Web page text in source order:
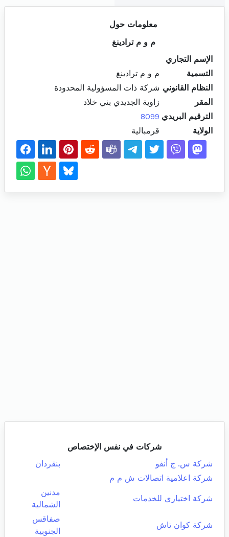
معلومات حول
م و م ترادينغ
الإسم التجاري
التسمية
م و م ترادينغ
النظام القانوني شركة ذات المسؤولية المحدودة
المقر
زاوية الجديدي بني خلاد
الترقيم البريدي 8099
الولاية
قرمبالية
شركات في نفس الإختصاص
شركة س. ج أنفو
بنقردان
شركة اعلامية اتصالات ش م م
شركة اختياري للخدمات
مدنين
الشمالية
شركة كوان تاش
صفاقس
الجنوبية